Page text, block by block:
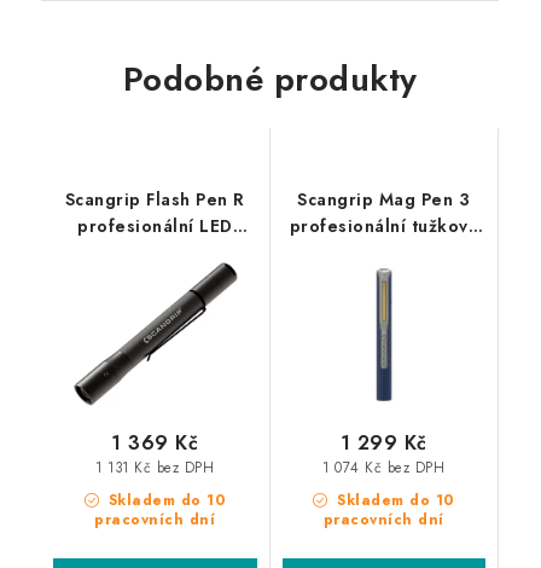
Podobné produkty
Scangrip Flash Pen R
profesionální LED
Skladem do 10
pracovních dní
1 131 Kč bez DPH
1 369 Kč
Scangrip Mag Pen 3
profesionální tužková
Skladem do 10
pracovních dní
1 074 Kč bez DPH
1 299 Kč